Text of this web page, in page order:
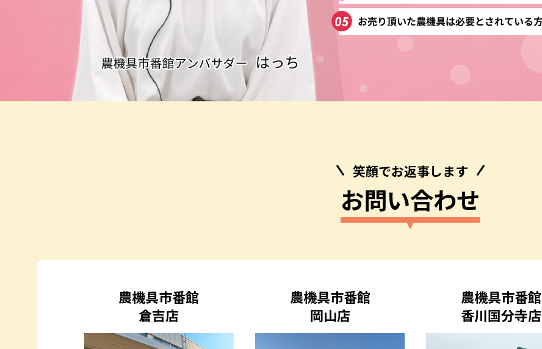
笑顔でお返事します
お問い合わせ
農機具市番館
倉吉店
農機具市番館
岡山店
農機具市番館
香川国分寺店